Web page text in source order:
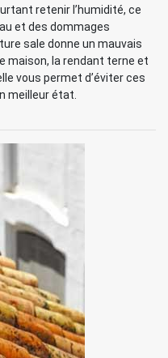
retenir l’humidité, ce
et des dommages
sale donne un mauvais
maison, la rendant terne et
vous permet d’éviter ces
meilleur état.